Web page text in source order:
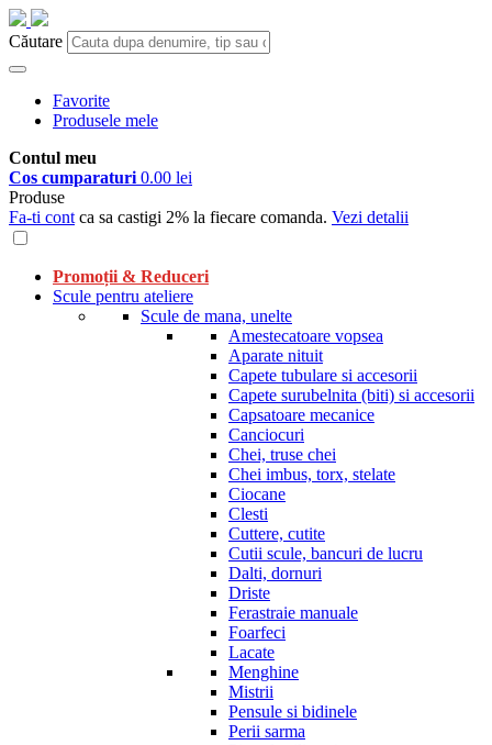
Căutare
Favorite
Produsele mele
Contul meu
Cos cumparaturi 0.00 lei
Produse
Fa-ti cont ca sa castigi 2% la fiecare comanda. Vezi detalii
Promoții & Reduceri
Scule pentru ateliere
Scule de mana, unelte
Amestecatoare vopsea
Aparate nituit
Capete tubulare si accesorii
Capete surubelnita (biti) si accesorii
Capsatoare mecanice
Canciocuri
Chei, truse chei
Chei imbus, torx, stelate
Ciocane
Clesti
Cuttere, cutite
Cutii scule, bancuri de lucru
Dalti, dornuri
Driste
Ferastraie manuale
Foarfeci
Lacate
Menghine
Mistrii
Pensule si bidinele
Perii sarma